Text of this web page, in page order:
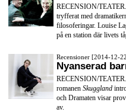
RECENSION/TEATER.
tryfferat med
filosoferingar. Louise
på en station där livets
Recensioner [2014-12-
Nyanserad
RECENSION/
romanen Skuggland
och Dramaten visar
av.